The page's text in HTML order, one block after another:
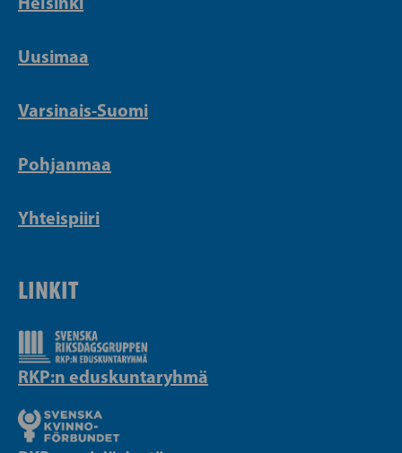
Uusimaa
Varsinais-Suomi
Pohjanmaa
Yhteispiiri
LINKIT
RKP:n eduskuntaryhmä